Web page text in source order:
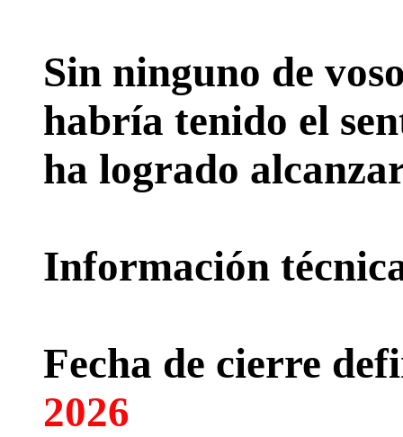
Sin ninguno de
habría tenido el
ha logrado
Información
Fecha de cierre
2026